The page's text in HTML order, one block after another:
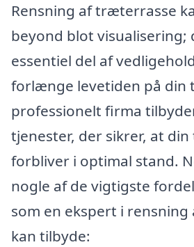
Rensning af træterrasse
beyond blot visualisering;
essentiel del af
forlænge levetiden på din
professionelt firma
tjenester, der sikrer, at
forbliver i optimal stand.
nogle af de vigtigste
som en ekspert i
kan tilbyde: